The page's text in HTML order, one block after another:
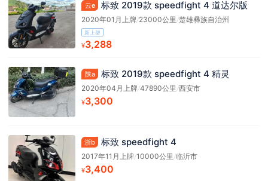
云e 标致 2019款 speedfight 4 道达尔版
2020年01月上牌/23000公里 /楚雄彝族自治州
新上架
¥3,288
陕a 标致 2019款 speedfight 4 精灵
2020年04月上牌/47890公里 /西安市
¥3,300
浙b 标致 speedfight 4
2017年11月上牌/10000公里 /临沂市
¥3,400